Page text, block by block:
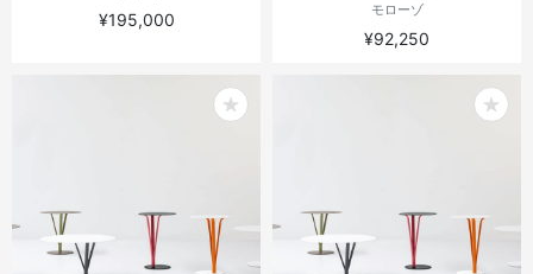
¥195,000 モローゾ
¥92,250